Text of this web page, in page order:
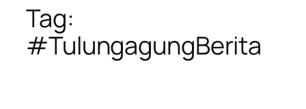
Tag:
#TulungagungBerita